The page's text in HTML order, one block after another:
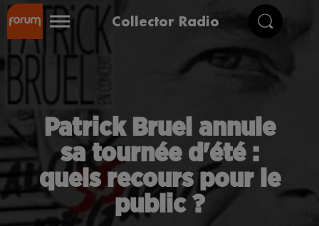
Collector Radio
Patrick Bruel annule
sa tournée d'été :
quels recours pour le
public ?